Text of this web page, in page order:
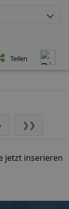
Teilen
❯❯
jetzt inserieren